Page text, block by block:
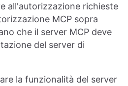
all'autorizzazione richieste
MCP sopra
che il server MCP deve
del server di
la funzionalità del server